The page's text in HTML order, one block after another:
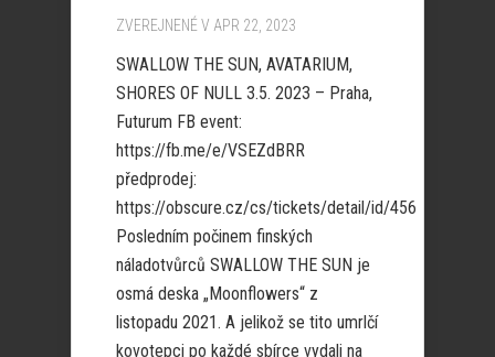
ZVEREJNENÉ V APR 22, 2023
SWALLOW THE SUN, AVATARIUM,
SHORES OF NULL 3.5. 2023 – Praha,
Futurum FB event:
https://fb.me/e/VSEZdBRR
předprodej:
https://obscure.cz/cs/tickets/detail/id/456
Posledním počinem finských
náladotvůrců SWALLOW THE SUN je
osmá deska „Moonflowers“ z
listopadu 2021. A jelikož se tito umrlčí
kovotepci po každé sbírce vydali na